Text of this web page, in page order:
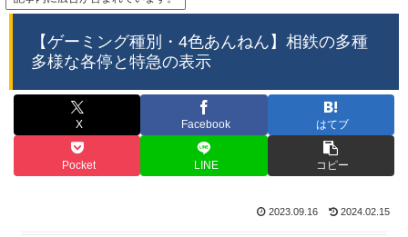
【ゲーミング種別・4色あんねん】相鉄の多種
多様な各停と特急の表示
X Facebook はてブ
Pocket LINE コピー
2023.09.16 2024.02.15